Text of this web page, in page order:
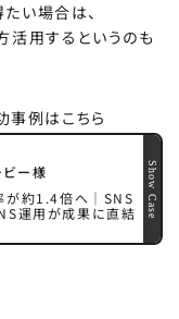
い場合は、
用するというのも
例はこちら
Show Case
ー様
が約1.4倍へ｜SNS
運用が成果に直結